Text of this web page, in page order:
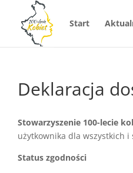
Start
Deklaracja
Stowarzyszenie 100-lecie
użytkownika dla wszystkich
Status zgodności